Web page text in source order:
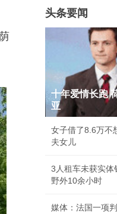
头条要闻
十年爱情长跑
亚
女子借了8.6万不
夫女儿
3人租车未获实
野外10余小时
媒体：法国一项